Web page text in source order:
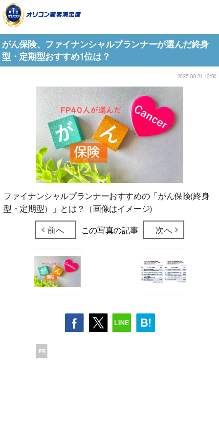
がん保険、ファイナンシャルプランナーが選んだ終身
型・定期型おすすめ1位は？
2025-08-21 13:00
ファイナンシャルプランナーおすすめの「がん保険(終身
型・定期型）」とは？（画像はイメージ)
前へ
この写真の記事 次へ
PR